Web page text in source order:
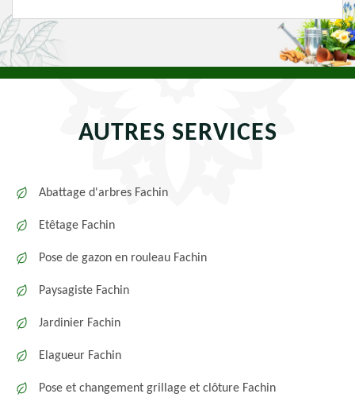
AUTRES SERVICES
Abattage d'arbres Fachin
Etêtage Fachin
Pose de gazon en rouleau Fachin
Paysagiste Fachin
Jardinier Fachin
Elagueur Fachin
Pose et changement grillage et clôture Fachin